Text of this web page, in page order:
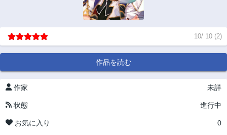
10/ 10 (2)
作品を読む
作家 未詳
状態 進行中
お気に入り 0